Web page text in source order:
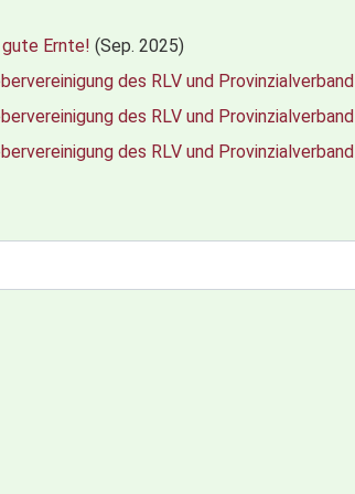
Ernte! (Sep. 2025)
des RLV und Provinzialverband
des RLV und Provinzialverband
des RLV und Provinzialverband